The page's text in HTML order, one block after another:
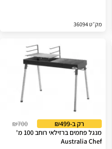
מק״ט 36094
רק ב-₪499
₪700
מנגל פחמים ברזילאי רוחב 100 מ'
Australia Chef